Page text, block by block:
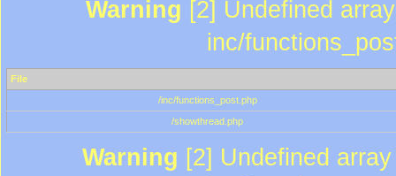
Warning [2] Undefined
inc/
File
/inc/functions_post.php
/showthread.php
Warning [2] Undefined